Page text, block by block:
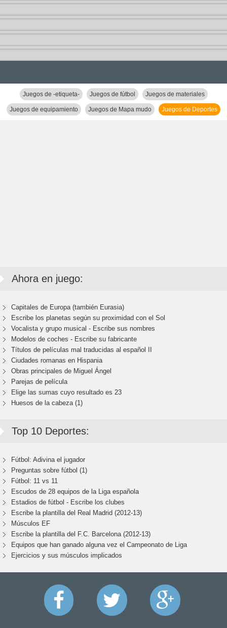
Juegos de -etiqueta- Juegos de fútbol Juegos de materiales
Juegos de equipamiento Juegos de Mapa mudo Juegos de Deportes
Ahora en juego:
Capitales de Europa (también Eurasia)
Escribe los planetas según su proximidad con el Sol
Vocalista y grupo musical - Escribe sus nombres
Modelos de coches - Escribe su fabricante
Títulos de películas mal traducidas al español II
Ciudades romanas en Hispania
Obras principales de Miguel Ángel
Parejas de película
Elige las sumas cuyo resultado es 23
Huesos de la cabeza (1)
Top 10 Deportes:
Fútbol: Adivina el jugador
Preguntas sobre fútbol (1)
Fútbol: 11 vs 11
Escudos de 28 equipos de la Liga española
Estadios de fútbol - Escribe los clubes
Escribe la plantilla del Real Madrid (2012-13)
Músculos EF
Escribe la plantilla del F.C. Barcelona (2012-13)
Equipos que han ganado alguna vez el Campeonato de Liga
Ejercicios y sus músculos implicados